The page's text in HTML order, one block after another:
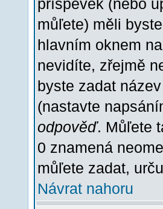
příspěvek (nebo
můľete) měli
hlavním oknem
nevidíte, zřejmě
byste zadat
(nastavte
odpověď. Můľete
0 znamená
můľete zadat,
Návrat nahoru